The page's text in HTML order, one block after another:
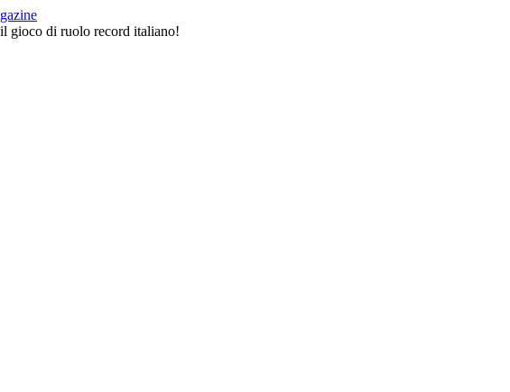
gioco di ruolo record italiano!